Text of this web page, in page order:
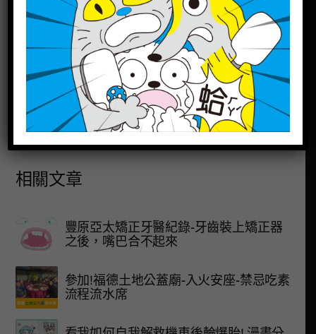
下一篇文章
圖書館好書分享: 《死在這裡也不錯》作者 ─ 馬家輝
上一篇文章
豐原亞太矯正牙醫紀錄-戴橡皮筋的酸痛-不會因為戴牙
套而變瘦
相關文章
豐原亞太矯正牙醫紀錄-牙齒裝上矯正器
之後，嘴巴合不起來
參加!福德土地公蓋廟-入火安座-禁忌吃素
流程流水席